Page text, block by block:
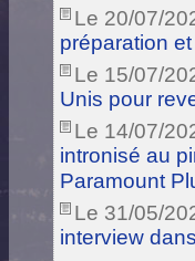
Le 20/07/
préparation
Le 15/07/
Unis pour
Le 14/07/
intronisé au
Paramount
Le 31/05/
interview